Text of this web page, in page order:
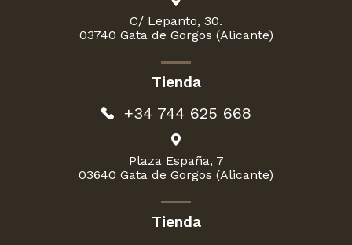
C/ Lepanto, 30.
03740 Gata de Gorgos (Alicante)
Tienda
+34 744 625 668
Plaza España, 7
03640 Gata de Gorgos (Alicante)
Tienda